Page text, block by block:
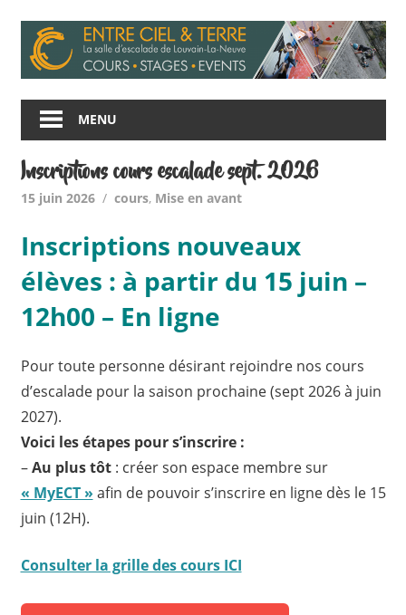
content
Ciel
MENU
Inscriptions cours escalade sept. 2026
15 juin 2026 cours, Mise en avant
Inscriptions nouveaux
élèves : à partir du 15 juin –
12h00 – En ligne
Pour toute personne désirant rejoindre nos cours
d’escalade pour la saison prochaine (sept 2026 à juin
2027).
Voici les étapes pour s’inscrire :
–Au plus tôt : créer son espace membre sur
« MyECT » afin de pouvoir s’inscrire en ligne dès le 15
juin (12H).
Consulter la grille des cours ICI